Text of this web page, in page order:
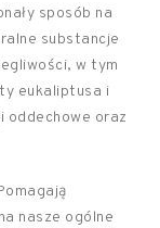
sposób na
substancje
w tym
eukaliptusa i
oddechowe oraz
nasze ogólne